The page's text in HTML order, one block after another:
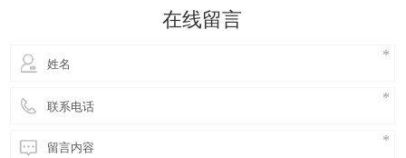
要在精度较高的机床上在线留言